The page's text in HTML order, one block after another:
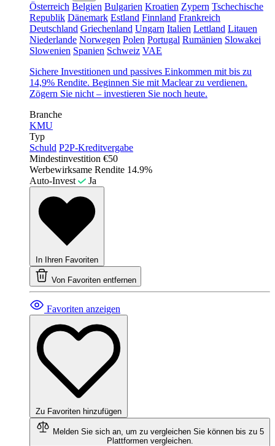
Österreich Belgien Bulgarien Kroatien Zypern Tschechische
Republik Dänemark Estland Finnland Frankreich
Deutschland Griechenland Ungarn Italien Lettland Litauen
Niederlande Norwegen Polen Portugal Rumänien Slowakei
Slowenien Spanien Schweiz VAE
Sichere Investitionen und passives Einkommen mit bis zu
14,9% Rendite. Beginnen Sie mit Maclear zu verdienen.
Zögern Sie nicht – investieren Sie noch heute.
Branche
KMU
Typ
Schuld P2P-Kreditvergabe
Mindestinvestition €50
Werbewirksame Rendite 14.9%
Auto-Invest
Ja
In Ihren Favoriten
Von Favoriten entfernen
Favoriten anzeigen
Zu Favoriten hinzufügen
Melden Sie sich an, um zu vergleichen Sie können bis zu 5
Plattformen vergleichen.